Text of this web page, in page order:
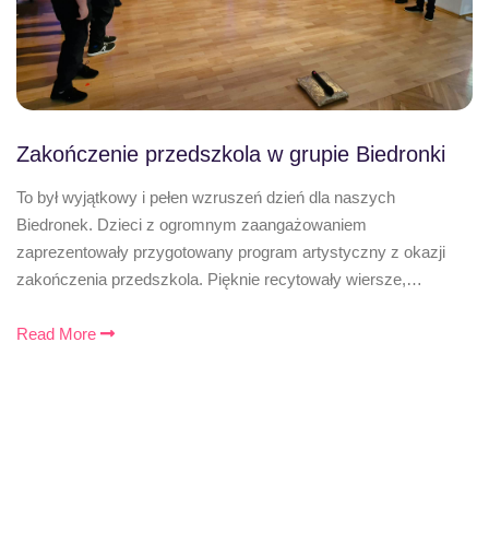
Zakończenie przedszkola w grupie Biedronki
To był wyjątkowy i pełen wzruszeń dzień dla naszych
Biedronek. Dzieci z ogromnym zaangażowaniem
zaprezentowały przygotowany program artystyczny z okazji
zakończenia przedszkola. Pięknie recytowały wiersze,…
Read More